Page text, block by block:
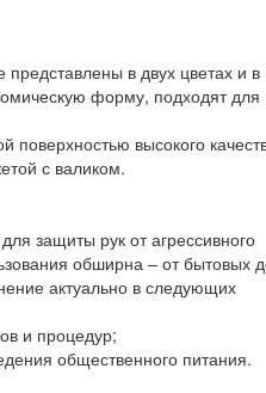
в двух цветах и в
форму, подходят для
поверхностью высокого
с валиком.
защиты рук от агрессивного
обширна – от бытовых
актуально в следующих
и процедур;
общественного питания.